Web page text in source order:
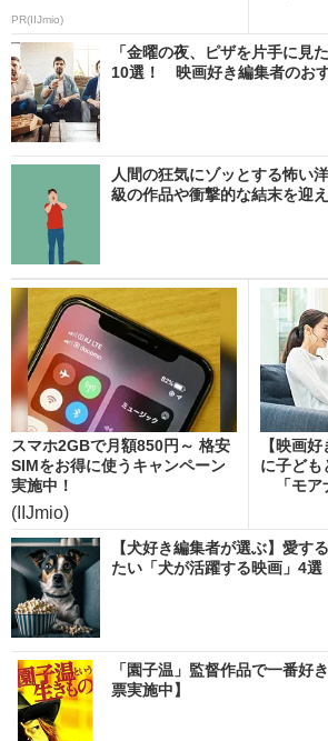
PR(IIJmio)
「金曜の夜、ピザを片手に見
10選！ 映画好き編集者のお
人間の狂気にゾッとする怖い
級の作品や衝撃的な結末を迎
スマホ2GBで月額850円～ 格安
SIMをお得に使うキャンペーン
実施中！
(IIJmio)
【映画
に子ども
「モア
【犬好き編集者が選ぶ】愛す
たい「犬が活躍する映画」4選
「園子温」監督作品で一番好
票実施中】